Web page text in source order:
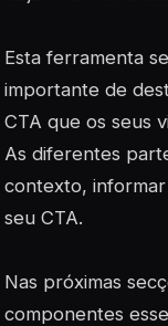
Esta ferramenta
importante de
CTA que os seus
As diferentes
contexto,
seu CTA.
Nas próximas
componentes